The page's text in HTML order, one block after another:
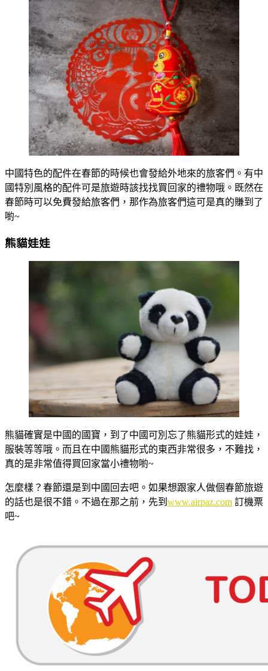
中國特色的配件在春節的時候也會發給外地來的旅客們。有中
國特別風格的配件可是旅遊時該找找買回家的禮物哦。既然在
春節時可以免費發給旅客們，那作為旅客們這可是真的賺到了
喲~
熊貓娃娃
熊貓確實是中國的國寶，到了中國可別忘了熊貓形式的娃娃，
服裝等等哦。而且在中國熊貓形式的東西非常很多，不難找，
真的是非常值得買回家當小禮物喲~
怎麼樣？春節還是到中國回去吧。如果想跟家人做個春節旅遊
的話也是很不錯。不過在那之前，先到 www.airpaz.com 訂機票
吧~